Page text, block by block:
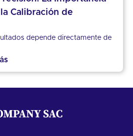
Calibración de
depende directamente de